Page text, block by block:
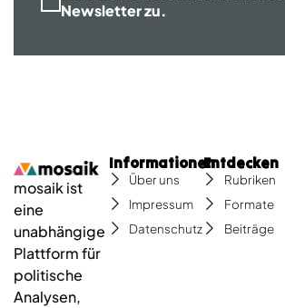
Newsletter zu.
mosaik ist
eine
unabhängige
Plattform für
politische
Analysen,
Informationen
Über uns
Impressum
Datenschutz
Entdecken
Rubriken
Formate
Beiträge